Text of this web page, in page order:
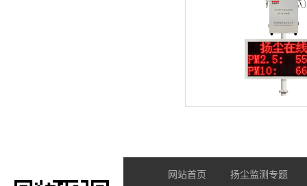
网站首页 扬尘监测专题